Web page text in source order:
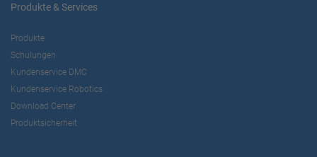
Produkte & Services
Produkte
Schulungen
Kundenservice DMC
Kundenservice Robotics
Download Center
Produktsicherheit